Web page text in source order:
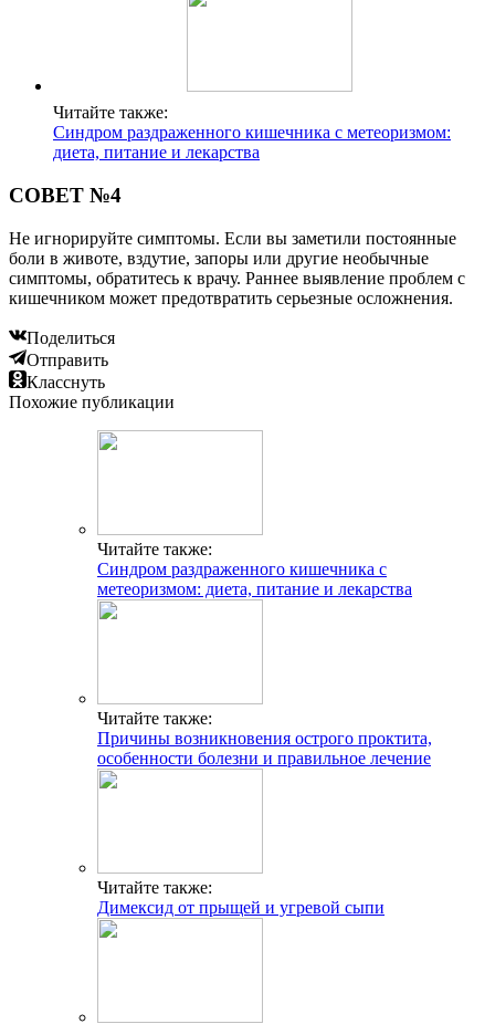
Читайте также:
Синдром раздраженного кишечника с метеоризмом:
диета, питание и лекарства
СОВЕТ №4
Не игнорируйте симптомы. Если вы заметили постоянные
боли в животе, вздутие, запоры или другие необычные
симптомы, обратитесь к врачу. Раннее выявление проблем с
кишечником может предотвратить серьезные осложнения.
Поделиться
Отправить
Класснуть
Похожие публикации
Читайте также:
Синдром раздраженного кишечника с
метеоризмом: диета, питание и лекарства
Читайте также:
Причины возникновения острого проктита,
особенности болезни и правильное лечение
Читайте также:
Димексид от прыщей и угревой сыпи